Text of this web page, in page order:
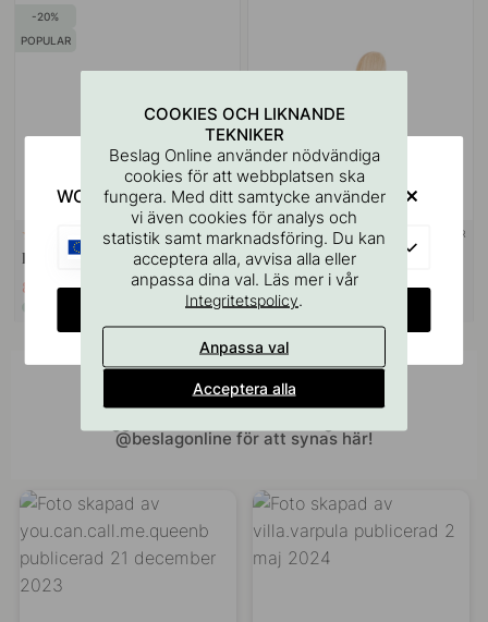
20
POPULAR
29 + FÄRGER
Knopp Tuba - Ek
87 kr109 kr
+ FÄRGER
Krok Luv - Ek
559 kr
I lager
Inspireras av andra
@beslagonline för att synas här!
COOKIES OCH LIKNANDE
TEKNIKER
Beslag Online använder nödvändiga
cookies för att webbplatsen ska
fungera. Med ditt samtycke använder
vi även cookies för analys och
statistik samt marknadsföring. Du kan
acceptera alla, avvisa alla eller
anpassa dina val. Läs mer i vår
Integritetspolicy.
Anpassa val
Acceptera alla
WOULD YOU RATHER VISIT?
EU
CHANGE COUNTRY